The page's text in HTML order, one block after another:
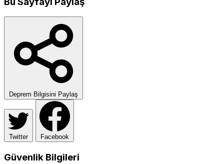
Deprem Bilgisini Paylaş
Twitter Facebook
Güvenlik Bilgileri